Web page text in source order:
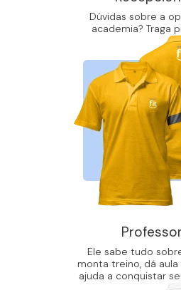
Dúvidas sobre a
academia? Traga
Ele sabe tudo
monta treino, dá
ajuda a conquistar